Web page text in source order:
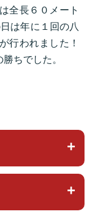
全長６０メート
は年に１回の八
行われました！
ちでした。